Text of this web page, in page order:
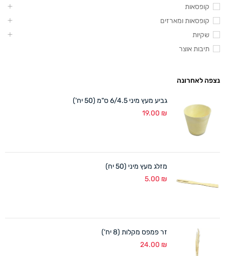
קופסאות
קופסאות ומארזים
שקיות
תיבות אוצר
נצפה לאחרונה
גביע מעץ מיני 6/4.5 ס"מ (50 יח')
19.00 ₪
מזלג מעץ מיני (50 יח)
5.00 ₪
זר פמפס מקלות (8 יח')
24.00 ₪